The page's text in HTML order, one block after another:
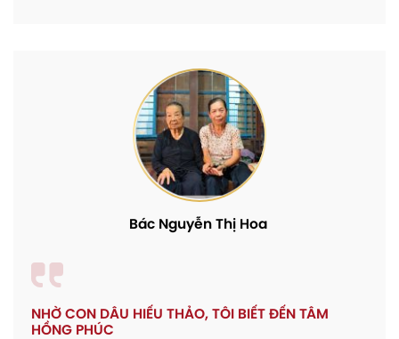
Bác Nguyễn Thị Hoa
NHỜ CON DÂU HIẾU THẢO, TÔI BIẾT ĐẾN TÂM
HỒNG PHÚC